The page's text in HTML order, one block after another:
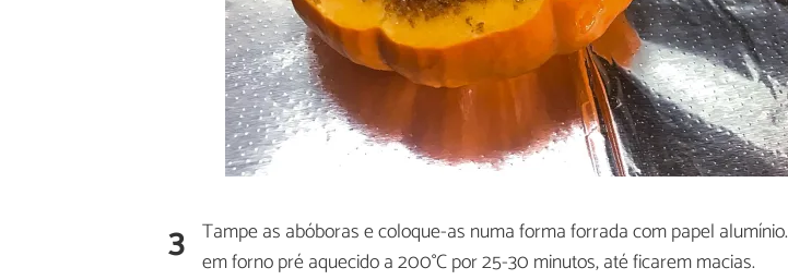
3 Tampe as abóboras e coloque-as numa forma forrada com papel alumínio.
em forno pré aquecido a 200°C por 25-30 minutos, até ficarem macias.